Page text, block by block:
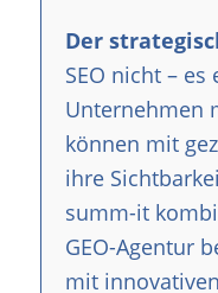
Der
SEO nicht –
Unternehmen
können mit
ihre
summ-it
GEO-Agentur
mit